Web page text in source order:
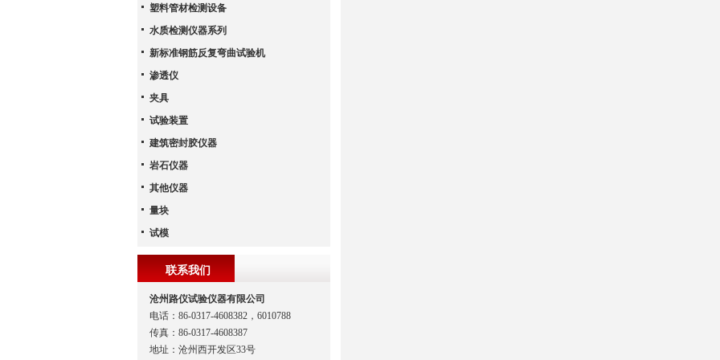
塑料管材检测设备
水质检测仪器系列
新标准钢筋反复弯曲试验机
渗透仪
夹具
试验装置
建筑密封胶仪器
岩石仪器
其他仪器
量块
试模
联系我们
沧州路仪试验仪器有限公司
电话：86-0317-4608382，6010788
传真：86-0317-4608387
地址：沧州西开发区33号